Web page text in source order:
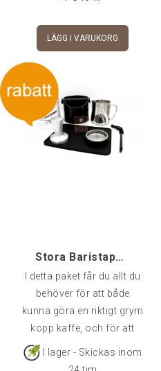
tjocklekCoffee Clean
rengöringsmedel med
rengöringsborste för
bryggrupp
LÄGG I VARUKORG
Stora Baristapaketet
I detta paket får du allt du
behöver för att både
kunna göra en riktigt grym
kopp kaffe, och för att
kunna städa upp efter dig
I lager - Skickas inom